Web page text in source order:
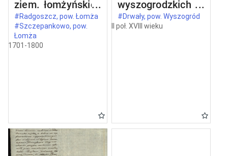
ziem. łomżyńskich
wizji granic z 1524
roku między
dobrami opata
szlacheckimi
Radgoszcz
#Radgoszcz, pow. Łomża
#Szczepankowo, pow.
Łomża
1701-1800
wyszogrodzkich
oblaty z 1731 roku
dokumentu, w
przywilej
#Drwały, pow. Wyszogród
II poł. XVIII wieku